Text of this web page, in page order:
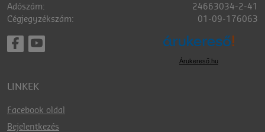
Adószám:
24663034-2-41
Cégjegyzékszám:
01-09-176063
Árukereső.hu
LINKEK
Facebook oldal
Bejelentkezés